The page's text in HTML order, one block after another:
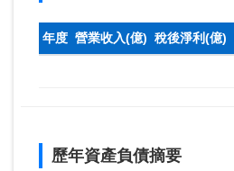
年度 營業收入(億) 稅後淨利(億)
歷年資產負債摘要